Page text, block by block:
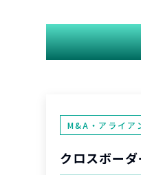
M&A・アライア
クロスボー